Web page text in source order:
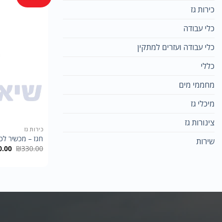
כירות גז
כלי עבודה
כלי עבודה ועזרים למתקין
כללי
מחממי מים
מיכלי גז
צינורות גז
שירות
כירות גז
חגז – מכשיר
₪330.00